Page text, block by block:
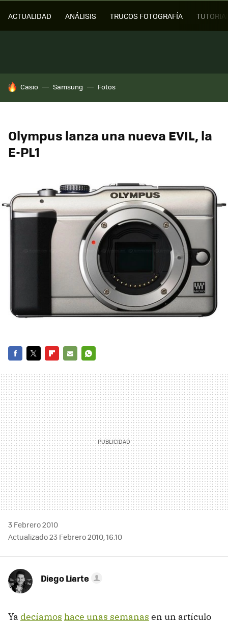
ACTUALIDAD ANÁLISIS TRUCOS FOTOGRAFÍA
HOY SE HABLA DE
Casio Samsung Fotos
Olympus lanza una nueva EVIL, la
E-PL1
MAIL
3 Febrero 2010
Actualizado 23 Febrero 2010, 16:10
Diego Liarte
Ya decíamos hace unas semanas en un artículo